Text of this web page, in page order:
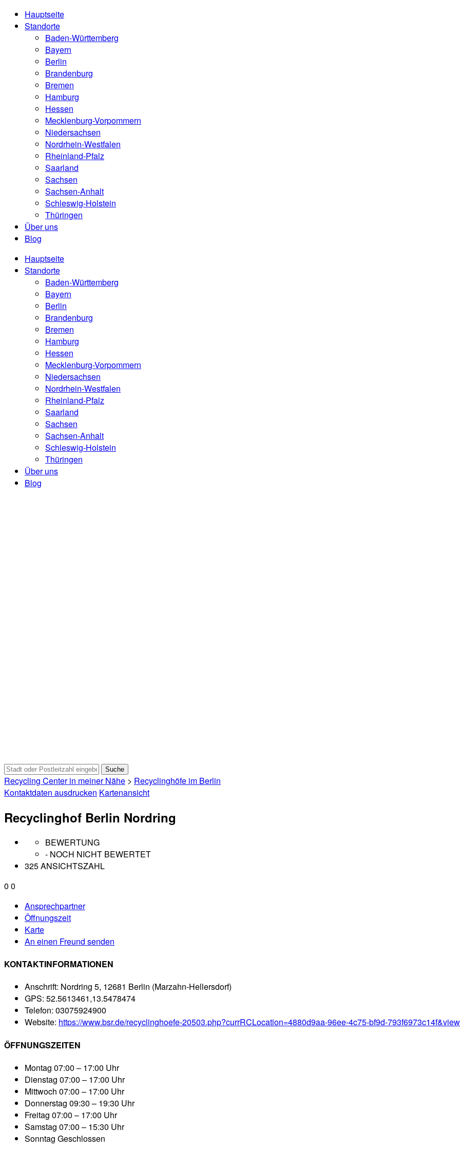
Hauptseite
Standorte
Baden-Württemberg
Bayern
Berlin
Brandenburg
Bremen
Hamburg
Hessen
Mecklenburg-Vorpommern
Niedersachsen
Nordrhein-Westfalen
Rheinland-Pfalz
Saarland
Sachsen
Sachsen-Anhalt
Schleswig-Holstein
Thüringen
Über uns
Blog
Hauptseite
Standorte
Baden-Württemberg
Bayern
Berlin
Brandenburg
Bremen
Hamburg
Hessen
Mecklenburg-Vorpommern
Niedersachsen
Nordrhein-Westfalen
Rheinland-Pfalz
Saarland
Sachsen
Sachsen-Anhalt
Schleswig-Holstein
Thüringen
Über uns
Blog
Recycling Center in meiner Nähe > Recyclinghöfe im Berlin
Kontaktdaten ausdrucken Kartenansicht
Recyclinghof Berlin Nordring
BEWERTUNG
- NOCH NICHT BEWERTET
325 ANSICHTSZAHL
0 0
Ansprechpartner
Öffnungszeit
Karte
An einen Freund senden
KONTAKTINFORMATIONEN
Anschrift: Nordring 5, 12681 Berlin (Marzahn-Hellersdorf)
GPS: 52.5613461,13.5478474
Telefon: 03075924900
Website: https://www.bsr.de/recyclinghoefe-20503.php?currRCLocation=4880d9aa-96ee-4c75-bf9d-
ÖFFNUNGSZEITEN
Montag 07:00 – 17:00 Uhr
Dienstag 07:00 – 17:00 Uhr
Mittwoch 07:00 – 17:00 Uhr
Donnerstag 09:30 – 19:30 Uhr
Freitag 07:00 – 17:00 Uhr
Samstag 07:00 – 15:30 Uhr
Sonntag Geschlossen